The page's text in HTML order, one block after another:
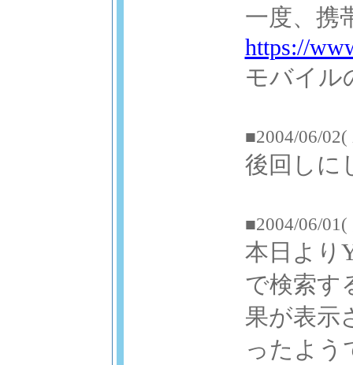
一度、携
https://
モバイル
■2004/06/02(
後回しに
■2004/06/01(
本日より
で検索す
果が表示
ったよう